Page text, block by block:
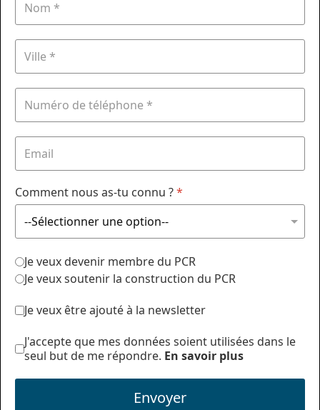
Comment nous as-tu connu ?*
Je veux devenir membre du PCR
Je veux soutenir la construction du PCR
Je veux être ajouté à la newsletter
J'accepte que mes données soient utilisées dans le
seul but de me répondre. En savoir plus
Envoyer